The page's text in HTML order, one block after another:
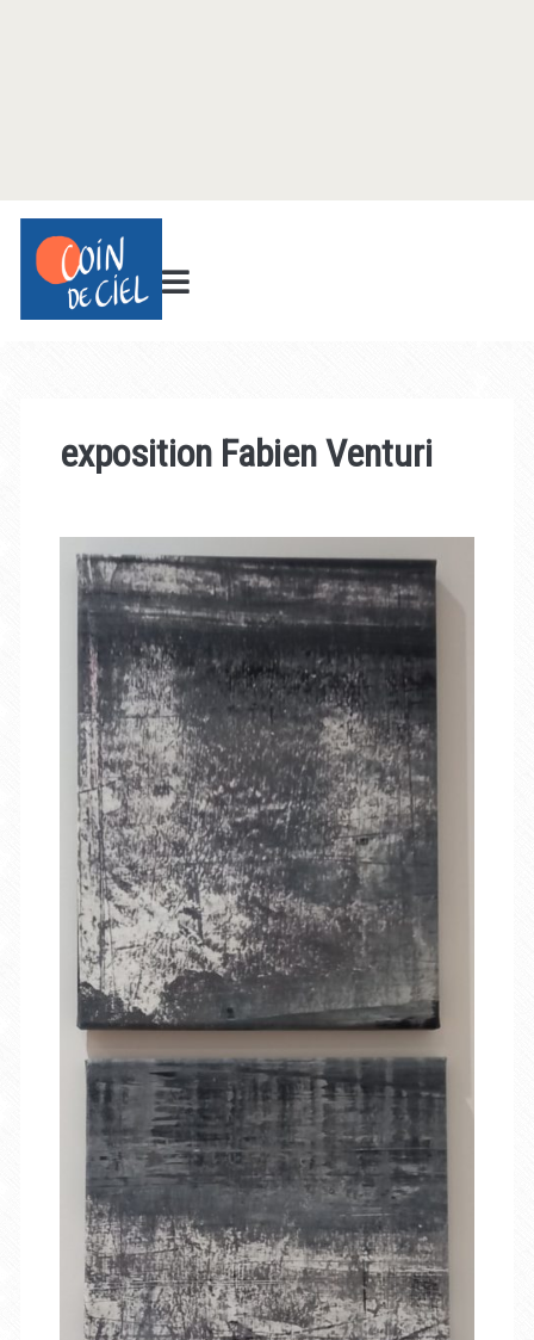
exposition Fabien Venturi